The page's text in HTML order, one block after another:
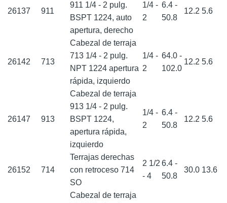
26137 911
911 1/4 - 2 pulg.
BSPT 1224, auto
apertura, derecho
1/4 -
2
6.4 -
50.8
12.2 5.6
26142 713
Cabezal de terraja
713 1/4 - 2 pulg.
NPT 1224 apertura
rápida, izquierdo
1/4 -
2
64.0 -
102.0
12.2 5.6
26147 913
Cabezal de terraja
913 1/4 - 2 pulg.
BSPT 1224,
apertura rápida,
izquierdo
1/4 -
2
6.4 -
50.8
12.2 5.6
26152 714
Terrajas derechas
con retroceso 714
SO
2 1/2
- 4
6.4 -
50.8
30.0 13.6
Cabezal de terraja